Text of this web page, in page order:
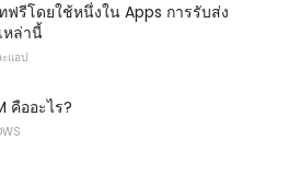
ฟรีโดยใช้หนึ่งใน Apps การรับส่ง
หล่านี้
แอป
คืออะไร?